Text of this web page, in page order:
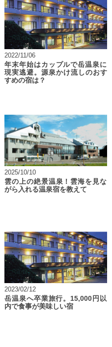
2022/11/06
年末年始はカップルで岳温泉に
現実逃避。源泉かけ流しのおす
すめの宿は？
2025/10/10
雲の上の絶景温泉！雲海を見な
がら入れる温泉宿を教えて
2023/02/12
岳温泉へ卒業旅行。15,000円以
内で食事が美味しい宿